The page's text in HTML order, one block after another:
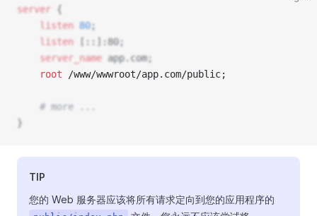
server {
    listen
80;
    listen
[::]:80;
    server_name
app.com;
    root
/www/wwwroot/app.com/public;
    # more ...
}
TIP
您的 Web 服务器应该将所有请求定向到您的应用程序的